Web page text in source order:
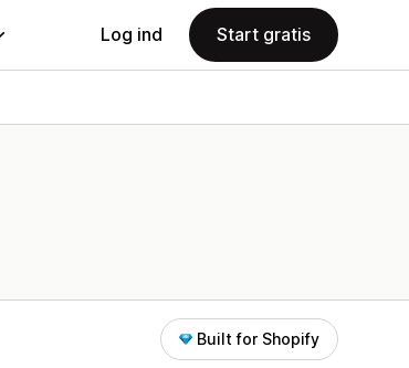
Log ind Start gratis
Built for Shopify